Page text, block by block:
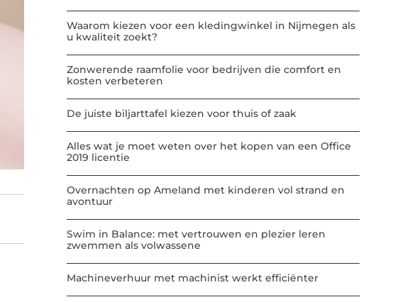
Waarom kiezen voor een kledingwinkel in Nijmegen als
u kwaliteit zoekt?
Zonwerende raamfolie voor bedrijven die comfort en
kosten verbeteren
De juiste biljarttafel kiezen voor thuis of zaak
Alles wat je moet weten over het kopen van een Office
2019 licentie
Overnachten op Ameland met kinderen vol strand en
avontuur
Swim in Balance: met vertrouwen en plezier leren
zwemmen als volwassene
Machineverhuur met machinist werkt efficiënter